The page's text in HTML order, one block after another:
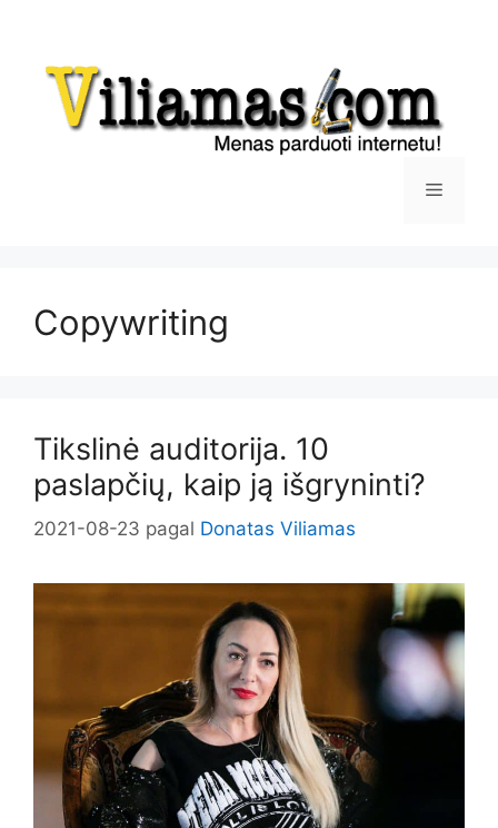
turinio
Meniu
Copywriting
Tikslinė auditorija. 10
paslapčių, kaip ją išgryninti?
2021-08-23 pagal Donatas Viliamas